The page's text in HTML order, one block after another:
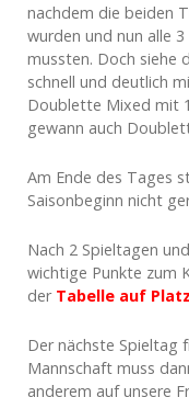
nachdem die beiden
wurden und nun alle
mussten. Doch siehe
schnell und deutlich
Doublette Mixed mit
gewann auch
Am Ende des Tages
Saisonbeginn nicht
Nach 2 Spieltagen
wichtige Punkte zum
der Tabelle auf
Der nächste Spieltag
Mannschaft muss
anderem auf unsere